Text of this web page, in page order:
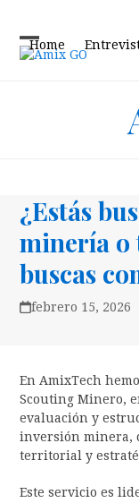
contentHome
Open
Close
¿Estás
minería o
buscas
febrero 15, 2026
En AmixTech
Scouting Minero,
evaluación y
inversión minera,
territorial y
Este servicio es